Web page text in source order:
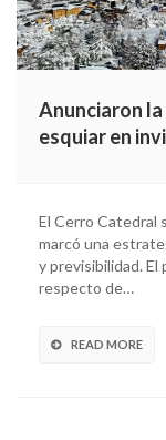
Anunciaron
esquiar en
El Cerro Catedral
marcó una
y previsibilidad.
respecto de…
READ MORE